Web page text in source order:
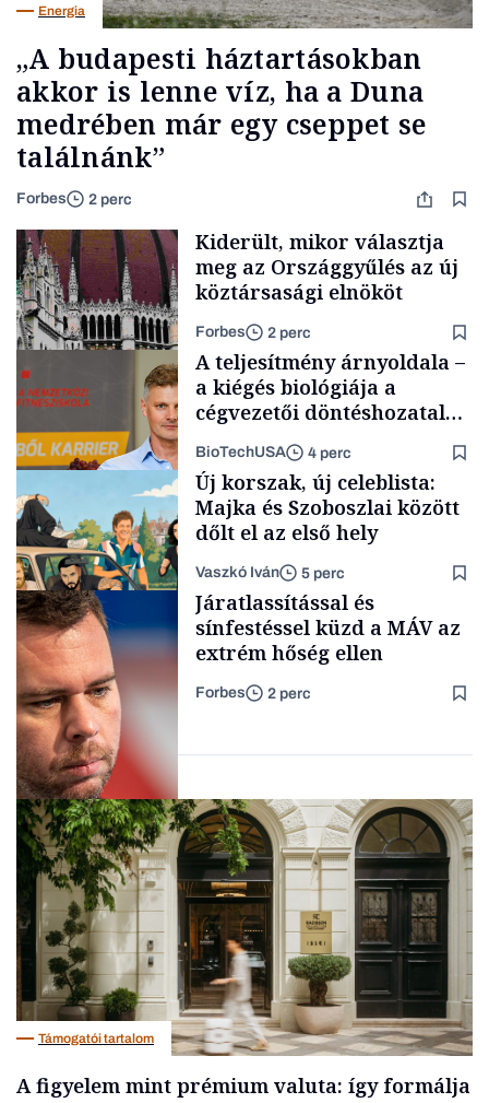
Energia
„A budapesti háztartásokban
akkor is lenne víz, ha a Duna
medrében már egy cseppet se
találnánk”
Forbes 2 perc
Politika
Kiderült, mikor választja
meg az Országgyűlés az új
köztársasági elnököt
Forbes 2 perc
Content Lab HUB
A teljesítmény árnyoldala –
a kiégés biológiája a
cégvezetői döntéshozatal
BioTechUSA 4 perc
Lista
Új korszak, új celeblista:
Majka és Szoboszlai között
dőlt el az első hely
Vaszkó Iván 5 perc
Társadalom
Járatlassítással és
sínfestéssel küzd a MÁV az
extrém hőség ellen
Forbes 2 perc
Támogatói tartalom
A figyelem mint prémium valuta: így formálja